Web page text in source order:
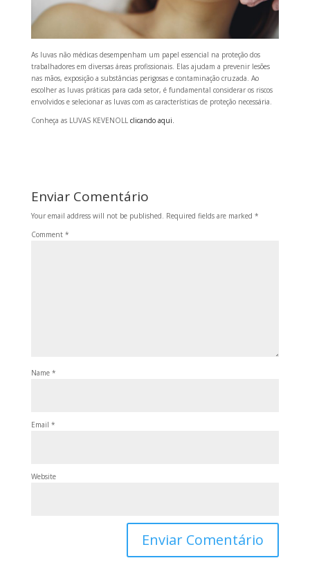
As luvas não médicas desempenham um papel essencial na proteção dos
trabalhadores em diversas áreas profissionais. Elas ajudam a prevenir lesões
nas mãos, exposição a substâncias perigosas e contaminação cruzada. Ao
escolher as luvas práticas para cada setor, é fundamental considerar os riscos
envolvidos e selecionar as luvas com as características de proteção necessária.
Conheça as LUVAS KEVENOLL clicando aqui.
Enviar Comentário
Your email address will not be published. Required fields are marked *
Comment *
Name *
Email *
Website